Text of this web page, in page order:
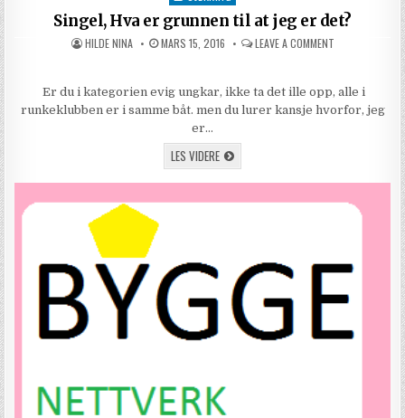
Singel, Hva er grunnen til at jeg er det?
AUTHOR:
HILDE NINA PUBLISHED DATE:
MARS 15, 2016 LEAVE A COMMENTON SINGEL,
Er du i kategorien evig ungkar, ikke ta det ille opp, alle i
runkeklubben er i samme båt. men du lurer kansje hvorfor, jeg
er…
LES VIDERESINGEL, HVA ER GRUNNEN TIL AT JEG ER